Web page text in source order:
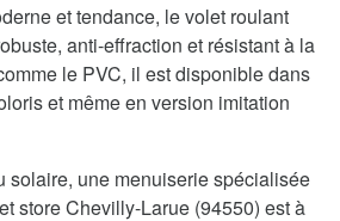
et tendance, le volet roulant
anti-effraction et résistant à la
le PVC, il est disponible dans
et même en version imitation
solaire, une menuiserie spécialisée
store Chevilly-Larue (94550) est à